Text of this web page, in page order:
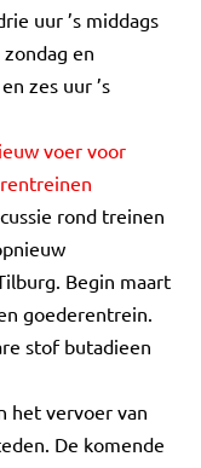
uur ’s middags
en
zes uur ’s
voer voor
rond treinen
Begin maart
goederentrein.
stof butadieen
het vervoer van
De komende